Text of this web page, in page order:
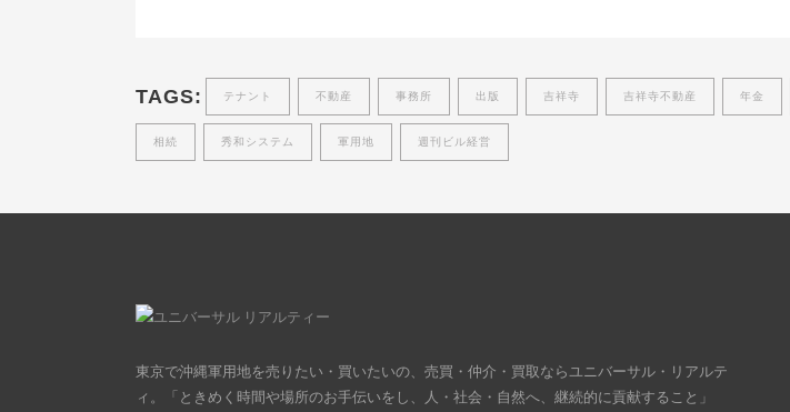
TAGS: テナント 不動産 事務所 出版 吉祥寺 吉祥寺不動産 年金
相続 秀和システム 軍用地 週刊ビル経営
東京で沖縄軍用地を売りたい・買いたいの、売買・仲介・買取ならユニバーサル・リアルテ
ィ。「ときめく時間や場所のお手伝いをし、人・社会・自然へ、継続的に貢献すること」